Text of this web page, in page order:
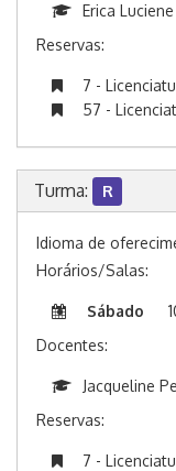
Erica
Reservas:
7 -
57 -
Turma: R
Idioma de
Horários/Salas:
Sábado
Docentes:
Jacqueline
Reservas:
7 -